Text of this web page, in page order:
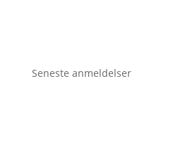
Seneste anmeldelser